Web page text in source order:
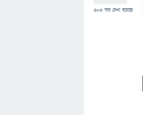
303 বার দেখা হয়েছে